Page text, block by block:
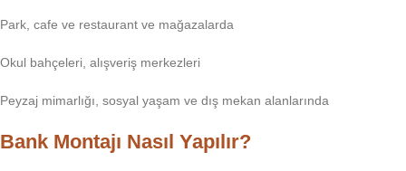
Park, cafe ve restaurant ve mağazalarda
Okul bahçeleri, alışveriş merkezleri
Peyzaj mimarlığı, sosyal yaşam ve dış mekan alanlarında
Bank Montajı Nasıl Yapılır?